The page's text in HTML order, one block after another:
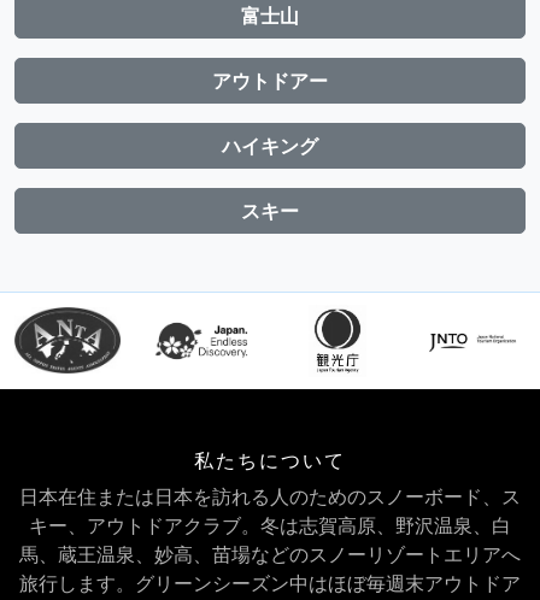
富士山
アウトドアー
ハイキング
スキー
私たちについて
日本在住または日本を訪れる人のためのスノーボード、ス
キー、アウトドアクラブ。冬は志賀高原、野沢温泉、白
馬、蔵王温泉、妙高、苗場などのスノーリゾートエリアへ
旅行します。グリーンシーズン中はほぼ毎週末アウトドア